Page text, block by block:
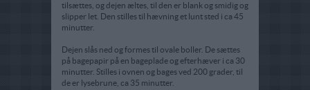
tilsættes, og dejen æltes, til den er blank og smidig og
slipper let. Den stilles til hævning et lunt sted i ca 45
minutter.
Dejen slås ned og formes til ovale boller. De sættes
på bagepapir på en bageplade og efterhæver i ca 30
minutter. Stilles i ovnen og bages ved 200 grader, til
de er lysebrune, ca 35 minutter.